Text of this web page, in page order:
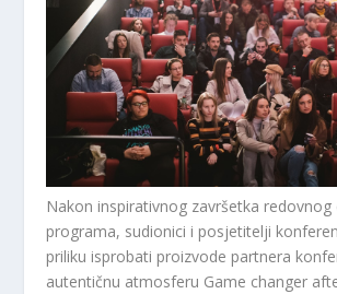
Nakon inspirativnog završetka redovnog
programa, sudionici i posjetitelji
priliku isprobati proizvode partnera
autentičnu atmosferu Game changer